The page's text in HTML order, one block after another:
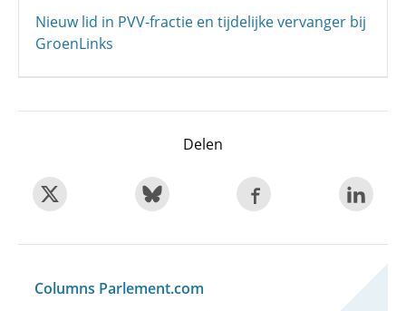
Nieuw lid in PVV-fractie en tijdelijke vervanger bij
GroenLinks
Delen
Columns Parlement.com